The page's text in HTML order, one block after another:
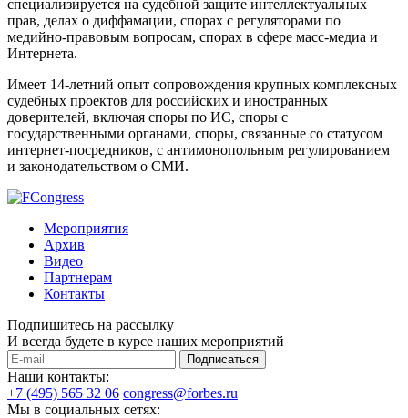
специализируется на судебной защите интеллектуальных
прав, делах о диффамации, спорах с регуляторами по
медийно-правовым вопросам, спорах в сфере масс-медиа и
Интернета.
Имеет 14-летний опыт сопровождения крупных комплексных
судебных проектов для российских и иностранных
доверителей, включая споры по ИС, споры с
государственными органами, споры, связанные со статусом
интернет-посредников, с антимонопольным регулированием
и законодательством о СМИ.
Мероприятия
Архив
Видео
Партнерам
Контакты
Подпишитесь на рассылку
И всегда будете в курсе наших мероприятий
Подписаться
Наши контакты:
+7 (495) 565 32 06 congress@forbes.ru
Мы в социальных сетях: